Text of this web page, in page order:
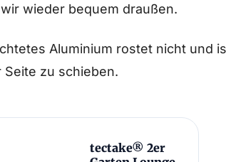
wieder bequem draußen.
Aluminium rostet nicht und
Seite zu schieben.
tectake® 2er